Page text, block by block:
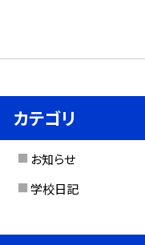
カテゴリ
お知らせ
学校日記